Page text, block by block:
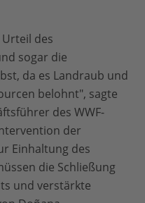
des
sogar die
da es Landraub und
belohnt", sagte
des WWF-
der
Einhaltung des
die Schließung
und verstärkte